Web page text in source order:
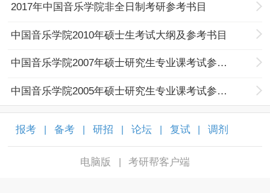
2017年中国音乐学院非全日制考研参考书目
中国音乐学院2010年硕士生考试大纲及参考书目
中国音乐学院2007年硕士研究生专业课考试参考书目
中国音乐学院2005年硕士研究生专业课考试参考书目
报考 备考 研招 论坛 复试 调剂
电脑版 考研帮客户端